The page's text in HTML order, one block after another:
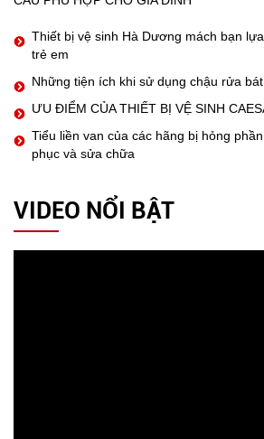
Thiết bị vệ sinh Hà Dương mách bạn
trẻ em
Những tiện ích khi sử dụng chậu rửa
ƯU ĐIỂM CỦA THIẾT BỊ VỆ SINH
Tiểu liền van của các hãng bị hỏng
phục và sửa chữa
VIDEO NỔI BẬT